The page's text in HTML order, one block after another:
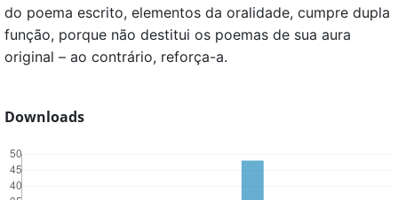
do poema escrito, elementos da oralidade, cumpre dupla
função, porque não destitui os poemas de sua aura
original – ao contrário, reforça-a.
Downloads